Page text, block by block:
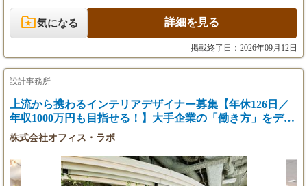
※上記月給には、固定残業代（月45時間分／7
万円～9万円以上）を含みます。超過分は別途
全額支給いたします。
※試用期間6ヶ月あり（期間中の待遇に変更は
ありません）。
1040万円（入社15年／月給45万円＋賞与）
今回の募集では、想定年収700万円以上が可能
くの人々を惹きつけ、笑顔にする空間を創造する、やりがいに満
ちた仕事です。 【具体的な業務内容】 ・クライアントとの打ち
合わせ、ヒアリング、コンセプト立案 ・店舗設計、デザイン（Ve
ctorworksを使用。基礎知識があれば、経験豊富な上司が丁寧に指
導しますのでご安心ください） ・引き渡し ご経験や希望に応じ
て、インテリアデザイナー・施工管理・CADオペレーターいずれ
【手がける案件】 ・フィットネスクラブ、サウナ、ビジネスホテ
ル、温浴施設、ブライダル施設、飲食店、物販店など、多種多様
割。残りは施工からの参加となります。 ・工期は1案件あたり1～
2ヶ月程度。並行案件は通常1～2件、繁忙期で4件程度です。 ・1
案件あたり約50名の職人をまとめ、プロジェクトを推進します。
【この仕事のやりがい】 お客様の想像を超えるクオリティを実現
気になる 詳細を見る
掲載終了日：2026年09月12日
設計事務所
上流から携わるインテリアデザイナー募集【年休126日／
年収1000万円も目指せる！】大手企業の「働き方」をデザ
インする！
株式会社オフィス・ラボ